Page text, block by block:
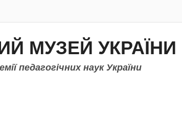
МУЗЕЙ УКРАЇНИ
педагогічних наук України